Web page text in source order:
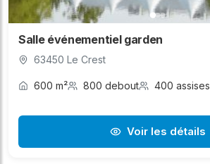
Salle événementiel garden
63450 Le Crest
600 m² 800 debout 400 assises
Voir les détails